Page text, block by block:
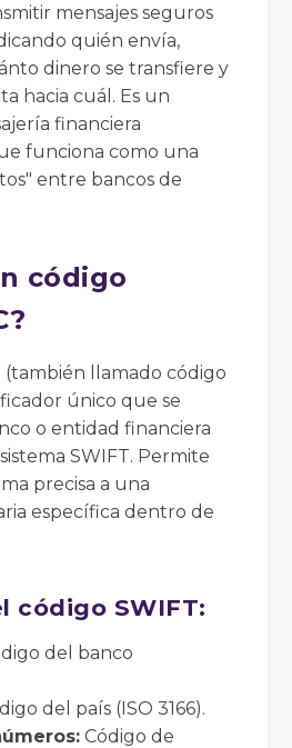
mensajes seguros
quién envía,
dinero se transfiere y
hacia cuál. Es un
financiera
funciona como una
entre bancos de
código
(también llamado código
único que se
o entidad financiera
SWIFT. Permite
precisa a una
específica dentro de
código SWIFT:
del banco
del país (ISO 3166).
Código de